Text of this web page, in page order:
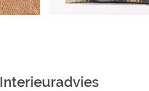
Interieuradvies